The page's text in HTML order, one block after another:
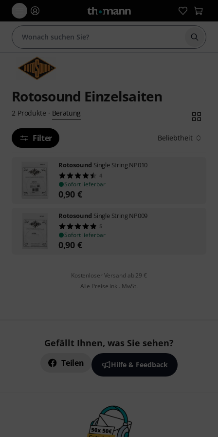
Suche
Rotosound Einzelsaiten
2 Produkte · Beratung
Filter Beliebtheit
Rotosound Single String NP010
4
Sofort lieferbar
0,90 €
Rotosound Single String NP009
5
Sofort lieferbar
0,90 €
Kostenloser Versand ab 29 €
Alle Preise inkl. MwSt.
Gefällt Ihnen, was Sie sehen?
Teilen Hilfe & Feedback